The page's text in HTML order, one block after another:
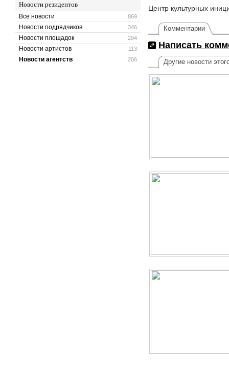
Новости резидентов
869
Все новости
346
Новости подрядчиков
204
Новости площадок
113
Новости артистов
206
Новости агентств
Центр культурных
Комментарии
Написать
Другие новости